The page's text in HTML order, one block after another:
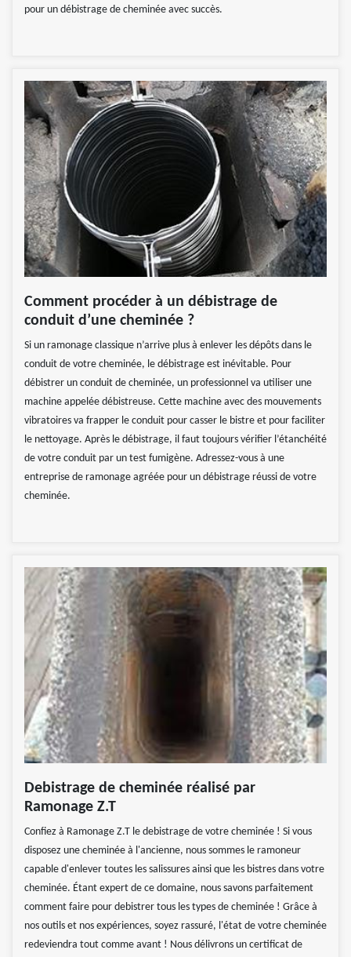
pour un débistrage de cheminée avec succès.
Comment procéder à un débistrage de
conduit d’une cheminée ?
Si un ramonage classique n’arrive plus à enlever les dépôts dans le
conduit de votre cheminée, le débistrage est inévitable. Pour
débistrer un conduit de cheminée, un professionnel va utiliser une
machine appelée débistreuse. Cette machine avec des mouvements
vibratoires va frapper le conduit pour casser le bistre et pour faciliter
le nettoyage. Après le débistrage, il faut toujours vérifier l’étanchéité
de votre conduit par un test fumigène. Adressez-vous à une
entreprise de ramonage agréée pour un débistrage réussi de votre
cheminée.
Debistrage de cheminée réalisé par
Ramonage Z.T
Confiez à Ramonage Z.T le debistrage de votre cheminée ! Si vous
disposez une cheminée à l'ancienne, nous sommes le ramoneur
capable d'enlever toutes les salissures ainsi que les bistres dans votre
cheminée. Étant expert de ce domaine, nous savons parfaitement
comment faire pour debistrer tous les types de cheminée ! Grâce à
nos outils et nos expériences, soyez rassuré, l'état de votre cheminée
redeviendra tout comme avant ! Nous délivrons un certificat de